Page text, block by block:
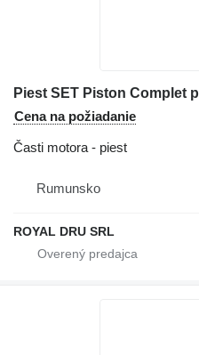
Cena na požiadanie
Časti motora - piest
Rumunsko
ROYAL DRU SRL